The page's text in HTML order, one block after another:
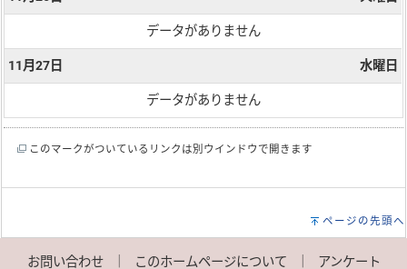
データがありません
11月27日 水曜日
データがありません
このマークがついているリンクは別ウインドウで開きます
ページの先頭へ
お問い合わせ このホームページについて アンケート